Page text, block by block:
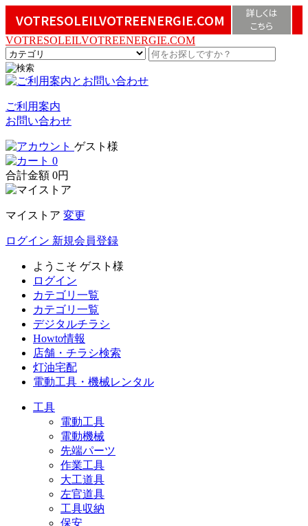
VOTRESOLEILVOTREENERGIE.COM
詳しくは
こちら
VOTRESOLEILVOTREENERGIE.COM
ご利用案内
お問い合わせ
ゲスト様
0
合計金額 0円
マイストア 変更
ログイン 新規会員登録
ようこそ ゲスト様
ログイン
カテゴリ一覧
カテゴリ一覧
デジタルチラシ
Howto情報
店舗・チラシ検索
灯油宅配
電動工具・機械レンタル
工具
電動工具
電動機械
先端パーツ
作業工具
大工道具
左官道具
工具収納
保安